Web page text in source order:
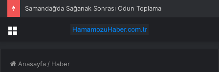
Samandağ’da Sağanak Sonrası Odun Toplama
Menü
Anasayfa / Haber